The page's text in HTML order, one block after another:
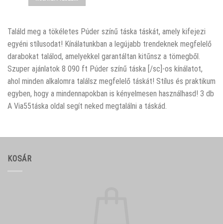
Találd meg a tökéletes Púder színű táska táskát, amely kifejezi
egyéni stílusodat! Kínálatunkban a legújabb trendeknek megfelelő
darabokat találod, amelyekkel garantáltan kitűnsz a tömegből.
Szuper ajánlatok 8 090 ft Púder színű táska [/sc]-os kínálatot,
ahol minden alkalomra találsz megfelelő táskát! Stílus és praktikum
egyben, hogy a mindennapokban is kényelmesen használhasd! 3 db
A Via55táska oldal segít neked megtalálni a táskád.
KOSÁR